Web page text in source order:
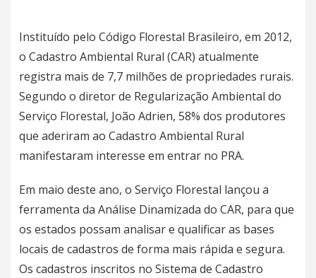
Instituído pelo Código Florestal Brasileiro, em 2012,
o Cadastro Ambiental Rural (CAR) atualmente
registra mais de 7,7 milhões de propriedades rurais.
Segundo o diretor de Regularização Ambiental do
Serviço Florestal, João Adrien, 58% dos produtores
que aderiram ao Cadastro Ambiental Rural
manifestaram interesse em entrar no PRA.
Em maio deste ano, o Serviço Florestal lançou a
ferramenta da Análise Dinamizada do CAR, para que
os estados possam analisar e qualificar as bases
locais de cadastros de forma mais rápida e segura.
Os cadastros inscritos no Sistema de Cadastro